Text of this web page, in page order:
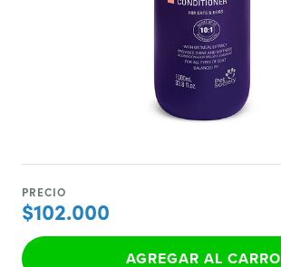
PRECIO
$102.000
AGREGAR AL CARRO